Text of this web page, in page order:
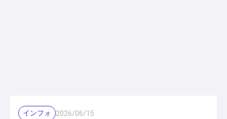
インフォ 2026/06/15